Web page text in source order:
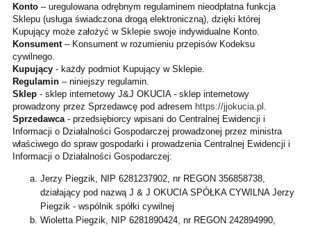
Konto – uregulowana odrębnym regulaminem nieodpłatna funkcja
Sklepu (usługa świadczona drogą elektroniczną), dzięki której
Kupujący może założyć w Sklepie swoje indywidualne Konto.
Konsument – Konsument w rozumieniu przepisów Kodeksu
cywilnego.
Kupujący - każdy podmiot Kupujący w Sklepie.
Regulamin – niniejszy regulamin.
Sklep - sklep internetowy J&J OKUCIA - sklep internetowy
prowadzony przez Sprzedawcę pod adresem https://jjokucia.pl
Sprzedawca - przedsiębiorcy wpisani do Centralnej Ewidencji i
Informacji o Działalności Gospodarczej prowadzonej przez ministra
właściwego do spraw gospodarki i prowadzenia Centralnej Ewidencji i
Informacji o Działalności Gospodarczej:
Jerzy Piegzik, NIP 6281237902, nr REGON 356858738,
działający pod nazwą J & J OKUCIA SPÓŁKA CYWILNA Jerzy
Piegzik - wspólnik spółki cywilnej
Wioletta Piegzik, NIP 6281890424, nr REGON 242894990,